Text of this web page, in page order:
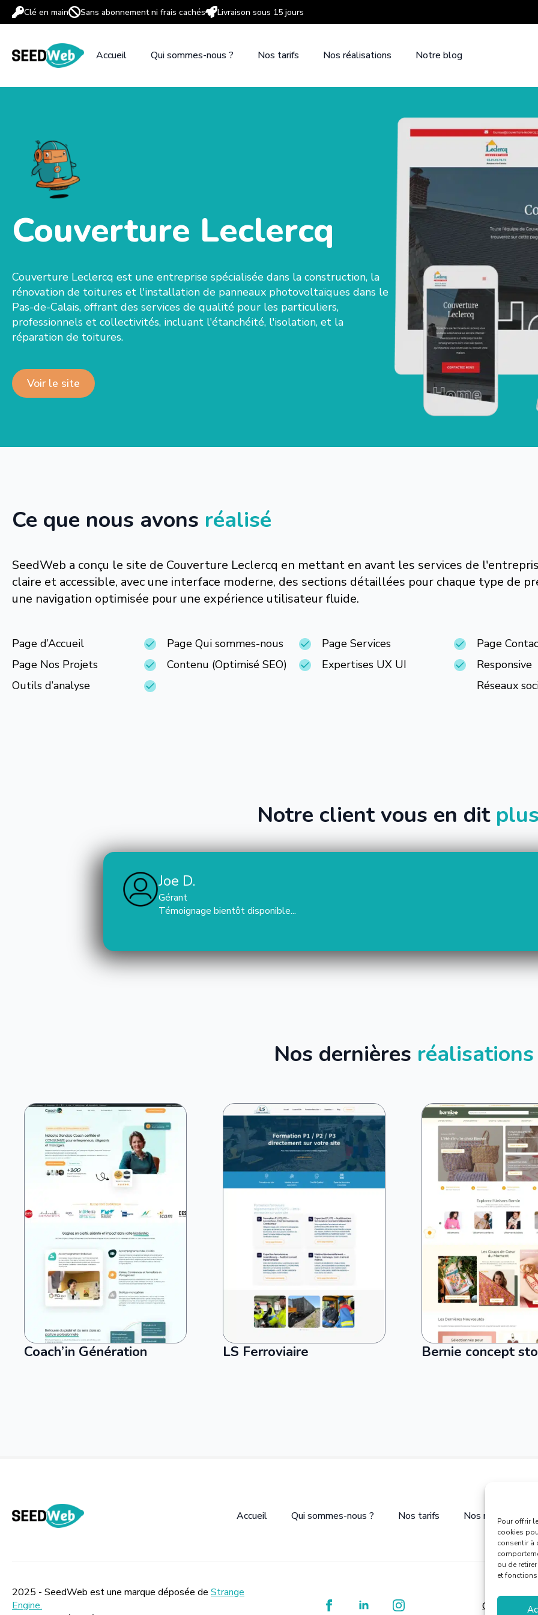
Pour offrir
cookies
consentir à
ou de
et
Clé en main Sans abonnement ni frais cachés Livraison sous 15 jours
Accueil Qui sommes-nous ? Nos tarifs Nos réalisations Notre blog
Couverture Leclercq
Couverture Leclercq est une entreprise spécialisée dans la construction, la
rénovation de toitures et l'installation de panneaux photovoltaïques dans le
Pas-de-Calais, offrant des services de qualité pour les particuliers,
professionnels et collectivités, incluant l'étanchéité, l'isolation, et la
réparation de toitures.
Voir le site
Ce que nous avons réalisé
SeedWeb a conçu le site de Couverture Leclercq en mettant en avant les services de
claire et accessible, avec une interface moderne, des sections détaillées pour chaque type de
une navigation optimisée pour une expérience utilisateur fluide.
Page d’Accueil Page Qui sommes-nous Page Services
Page
Page Nos Projets
Contenu (Optimisé SEO) Expertises UX UI
Responsive
Outils d’analyse
Réseaux
Notre client vous en dit
Joe D.
Gérant
Témoignage bientôt disponible...
Nos dernières réalisations
Coach’in Génération LS Ferroviaire Bernie concept
Accueil Qui sommes-nous ? Nos tarifs Nos réalisations
2025 - SeedWeb est une marque déposée de Strange
Engine.
Conditions